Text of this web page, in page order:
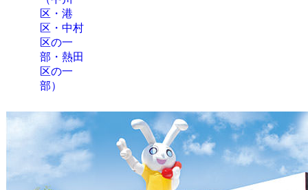
区・港
区・中村
区の一
部・熱田
区の一
部）